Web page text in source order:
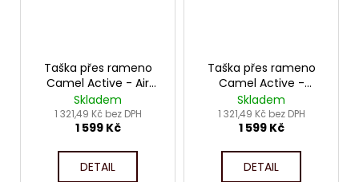
Taška přes rameno
Camel Active - Air
4073
Skladem
1 321,49 Kč bez DPH
1 599 Kč
DETAIL
Taška přes rameno
Camel Active -
Connect 4714
Skladem
1 321,49 Kč bez DPH
1 599 Kč
DETAIL